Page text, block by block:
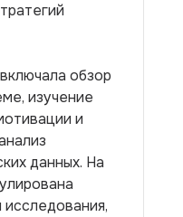
обзор
изучение
и
данных. На